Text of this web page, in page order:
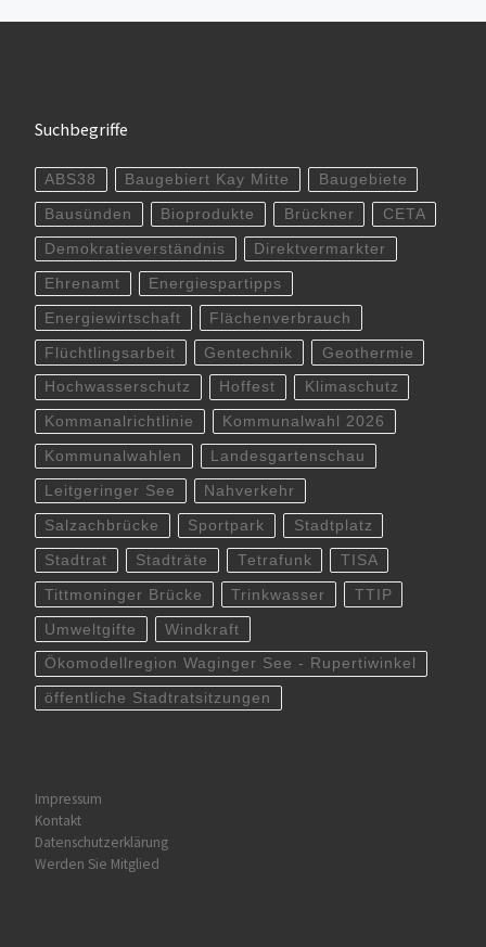
Suchbegriffe
ABS38 Baugebiert Kay Mitte Baugebiete
Bausünden Bioprodukte Brückner CETA
Demokratieverständnis Direktvermarkter
Ehrenamt Energiespartipps
Energiewirtschaft Flächenverbrauch
Flüchtlingsarbeit Gentechnik Geothermie
Hochwasserschutz Hoffest Klimaschutz
Kommanalrichtlinie Kommunalwahl 2026
Kommunalwahlen Landesgartenschau
Leitgeringer See Nahverkehr
Salzachbrücke Sportpark Stadtplatz
Stadtrat Stadträte Tetrafunk TISA
Tittmoninger Brücke Trinkwasser TTIP
Umweltgifte Windkraft
Ökomodellregion Waginger See - Rupertiwinkel
öffentliche Stadtratsitzungen
Impressum
Kontakt
Datenschutzerklärung
Werden Sie Mitglied